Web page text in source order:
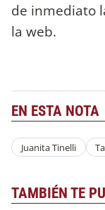
de inmediato
la web.
EN ESTA NOTA
Juanita Tinelli
TAMBIÉN TE